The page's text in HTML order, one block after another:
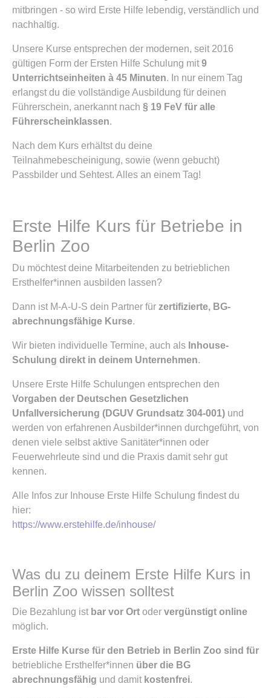
mitbringen - so wird Erste Hilfe lebendig, verständlich und
nachhaltig.
Unsere Kurse entsprechen der modernen, seit 2016
gültigen Form der Ersten Hilfe Schulung mit 9
Unterrichtseinheiten à 45 Minuten. In nur einem Tag
erlangst du die vollständige Ausbildung für deinen
Führerschein, anerkannt nach § 19 FeV für alle
Führerscheinklassen.
Nach dem Kurs erhältst du deine
Teilnahmebescheinigung, sowie (wenn gebucht)
Passbilder und Sehtest. Alles an einem Tag!
Erste Hilfe Kurs für Betriebe in
Berlin Zoo
Du möchtest deine Mitarbeitenden zu betrieblichen
Ersthelfer*innen ausbilden lassen?
Dann ist M-A-U-S dein Partner für zertifizierte, BG-
abrechnungsfähige Kurse.
Wir bieten individuelle Termine, auch als Inhouse-
Schulung direkt in deinem Unternehmen.
Unsere Erste Hilfe Schulungen entsprechen den
Vorgaben der Deutschen Gesetzlichen
Unfallversicherung (DGUV Grundsatz 304-001) und
werden von erfahrenen Ausbilder*innen durchgeführt, von
denen viele selbst aktive Sanitäter*innen oder
Feuerwehrleute sind und die Praxis damit sehr gut
kennen.
Alle Infos zur Inhouse Erste Hilfe Schulung findest du
hier:
https://www.erstehilfe.de/inhouse/
Was du zu deinem Erste Hilfe Kurs in
Berlin Zoo wissen solltest
Die Bezahlung ist bar vor Ort oder vergünstigt online
möglich.
Erste Hilfe Kurse für den Betrieb in Berlin Zoo sind für
betriebliche Ersthelfer*innen über die BG
abrechnungsfähig und damit kostenfrei.